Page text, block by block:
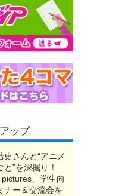
ップ
史さんと“アニメ
と”を深掘り！
、学生向
ナー＆交流会を